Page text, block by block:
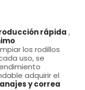
rápida ,
los rodillos
uso, se
adquirir el
y correa